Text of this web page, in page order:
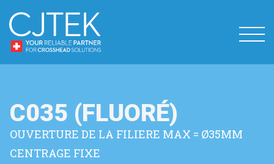
C035 (FLUORÉ)
OUVERTURE DE LA FILIERE MAX = Ø35MM
CENTRAGE FIXE